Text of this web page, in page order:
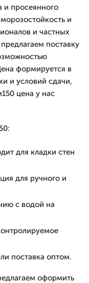
и просеянного
и
и частных
поставку
формируется в
и условий сдачи,
цена у нас
для кладки стен
для ручного и
с водой на
поставка оптом.
оформить